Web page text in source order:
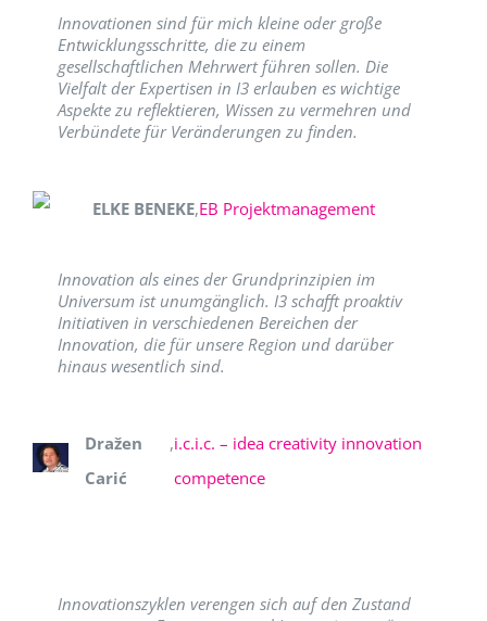
Innovationen sind für mich kleine oder große
Entwicklungsschritte, die zu einem
gesellschaftlichen Mehrwert führen sollen. Die
Vielfalt der Expertisen in I3 erlauben es wichtige
Aspekte zu reflektieren, Wissen zu vermehren und
Verbündete für Veränderungen zu finden.
ELKE BENEKE,EB Projektmanagement
Innovation als eines der Grundprinzipien im
Universum ist unumgänglich. I3 schafft proaktiv
Initiativen in verschiedenen Bereichen der
Innovation, die für unsere Region und darüber
hinaus wesentlich sind.
Dražen
Carić
,i.c.i.c. – idea creativity innovation
competence
Innovationszyklen verengen sich auf den Zustand